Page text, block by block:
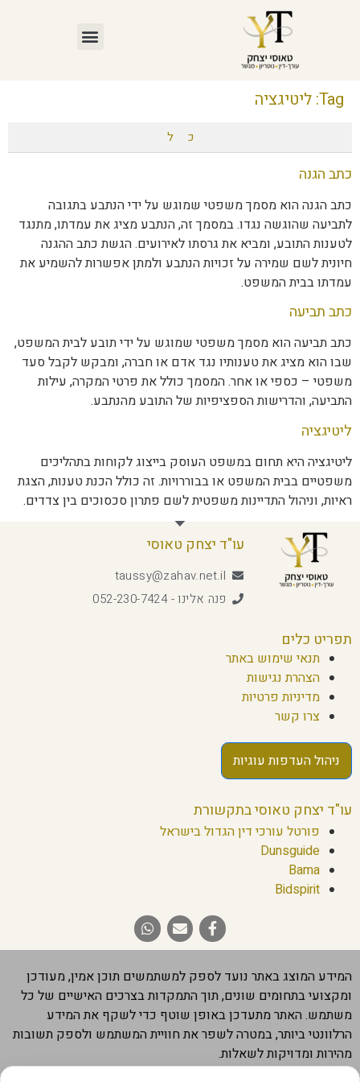
Tag: ליטיגציה
כ ל
כתב הגנה
כתב הגנה הוא מסמך משפטי שמוגש על ידי הנתבע בתגובה
לתביעה שהוגשה נגדו. במסמך זה, הנתבע מציג את עמדתו, מתנגד
לטענות התובע, ומביא את גרסתו לאירועים. הגשת כתב ההגנה
חיונית לשם שמירה על זכויות הנתבע ולמתן אפשרות להשמיע את
עמדתו בבית המשפט.
כתב תביעה
כתב תביעה הוא מסמך משפטי שמוגש על ידי תובע לבית המשפט,
שבו הוא מציג את טענותיו נגד אדם או חברה, ומבקש לקבל סעד
משפטי – כספי או אחר. המסמך כולל את פרטי המקרה, עילות
התביעה, והדרישות הספציפיות של התובע מהנתבע.
ליטיגציה
ליטיגציה היא תחום במשפט העוסק בייצוג לקוחות בתהליכים
משפטיים בבית המשפט או בבוררויות. זה כולל הכנת טענות, הצגת
ראיות, וניהול התדיינות משפטית לשם פתרון סכסוכים בין צדדים.
עו"ד יצחק טאוסי
taussy@zahav.net.il
פנה אלינו - 052-230-7424
תפריט כלים
תנאי שימוש באתר
הצהרת נגישות
מדיניות פרטיות
צרו קשר
ניהול העדפות עוגיות
עו"ד יצחק טאוסי בתקשורת
פורטל עורכי דין הגדול בישראל
Dunsguide
Bama
Bidspirit
המידע המוצג באתר נועד לספק למשתמשים תוכן אמין, מעודכן
ומקצועי בתחומים שונים, תוך התמקדות בצרכים האישיים של כל
משתמש. האתר מתעדכן באופן שוטף כדי לשקף את המידע
הרלוונטי ביותר, במטרה לשפר את חוויית המשתמש ולספק תשובות
מהירות ומדויקות לשאלות.